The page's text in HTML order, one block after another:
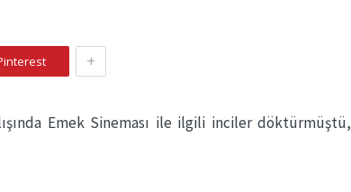
+
Emek Sineması ile ilgili inciler döktürmüştü,